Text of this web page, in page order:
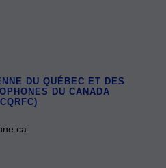
DU QUÉBEC ET DES
DU CANADA